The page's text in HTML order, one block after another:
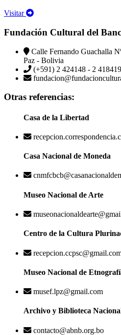
Visitar
Fundación Cultural del
Calle Fernando Guachalla
Paz - Bolivia
(+591) 2 424148 - 2 418419
Otras referencias:
Casa de la Libertad
Casa Nacional de Moneda
Museo Nacional de Arte
Centro de la Cultura
Museo Nacional de
musef.lpz@gmail.com
Archivo y Biblioteca
contacto@abnb.org.bo